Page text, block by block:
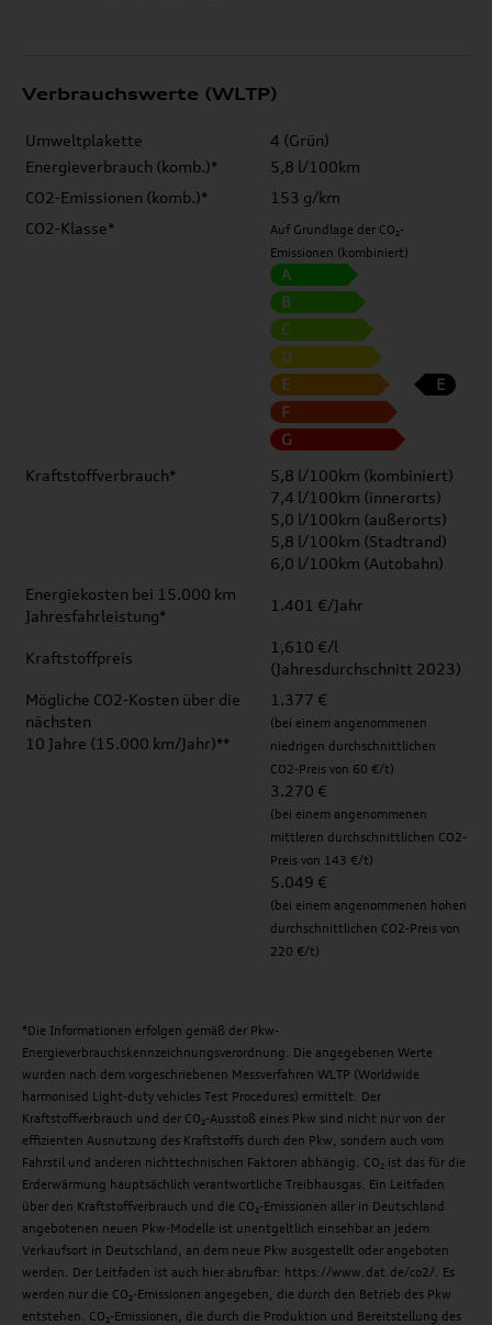
Verbrauchswerte (WLTP)
Umweltplakette
4 (Grün)
Energieverbrauch (komb.)*
5,8 l/100km
CO2-Emissionen (komb.)*
153 g/km
CO2-Klasse*
Auf Grundlage der CO₂-
Emissionen (kombiniert)
A
B
C
D
E
F
G
E
Kraftstoffverbrauch*
5,8 l/100km (kombiniert)
7,4 l/100km (innerorts)
5,0 l/100km (außerorts)
5,8 l/100km (Stadtrand)
6,0 l/100km (Autobahn)
Energiekosten bei 15.000 km
Jahresfahrleistung*
1.401 €/Jahr
Kraftstoffpreis
1,610 €/l
(Jahresdurchschnitt 2023)
Mögliche CO2-Kosten über die
nächsten
10 Jahre (15.000 km/Jahr)**
1.377 €
(bei einem angenommenen
niedrigen durchschnittlichen
CO2-Preis von 60 €/t)
3.270 €
(bei einem angenommenen
mittleren durchschnittlichen CO2-
Preis von 143 €/t)
5.049 €
(bei einem angenommenen hohen
durchschnittlichen CO2-Preis von
220 €/t)
*Die Informationen erfolgen gemäß der Pkw-
Energieverbrauchskennzeichnungsverordnung. Die angegebenen Werte
wurden nach dem vorgeschriebenen Messverfahren WLTP (Worldwide
harmonised Light-duty vehicles Test Procedures) ermittelt. Der
Kraftstoffverbrauch und der CO₂-Ausstoß eines Pkw sind nicht nur von der
effizienten Ausnutzung des Kraftstoffs durch den Pkw, sondern auch vom
Fahrstil und anderen nichttechnischen Faktoren abhängig. CO₂ ist das für die
Erderwärmung hauptsächlich verantwortliche Treibhausgas. Ein Leitfaden
über den Kraftstoffverbrauch und die CO₂-Emissionen aller in Deutschland
angebotenen neuen Pkw-Modelle ist unentgeltlich einsehbar an jedem
Verkaufsort in Deutschland, an dem neue Pkw ausgestellt oder angeboten
werden. Der Leitfaden ist auch hier abrufbar: https://www.dat.de/co2/. Es
werden nur die CO₂-Emissionen angegeben, die durch den Betrieb des Pkw
entstehen. CO₂-Emissionen, die durch die Produktion und Bereitstellung des